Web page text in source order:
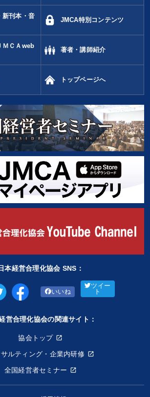
新刊本・音
JMCA特別コンテンツ
ＭＣＡweb
著者・講師紹介
トップページへ
本経営合理化協会 SNS：
いいね
ツイー
ト
営合理化協会の関連サイト：
協会トップ
サルティング・企業内研修
全国経営者セミナー